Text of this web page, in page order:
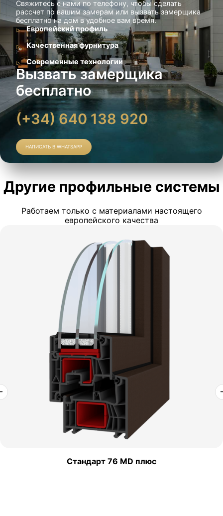
Свяжитесь с нами по телефону, чтобы сделать
рассчет по вашим замерам или вызвать замерщика
бесплатно на дом в удобное вам время.
Вызвать замерщика
бесплатно
(+34) 640 138 920
НАПИСАТЬ В WHATSAPP
Европейский профиль
Качественная фурнитура
Современные технологии
Другие профильные системы
Работаем только с материалами настоящего
европейского качества
Стандарт 76 MD плюс